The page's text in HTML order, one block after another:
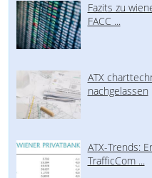
Fazits zu
FACC ...
ATX
nachgelassen
ATX-Trends:
TrafficCom ...